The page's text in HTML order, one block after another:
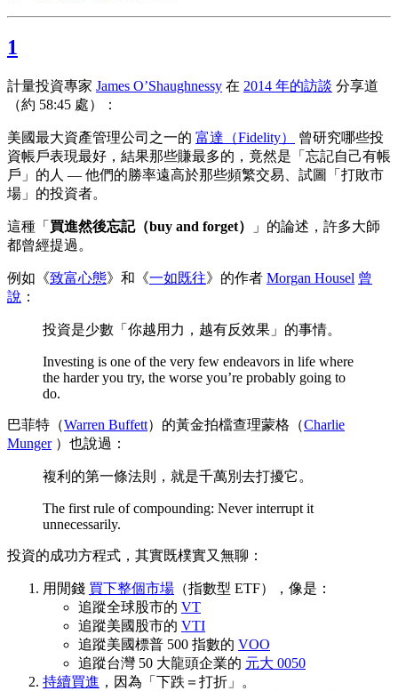
1
計量投資專家 James O’Shaughnessy 在 2014 年的訪談 分享道
（約 58:45 處）：
美國最大資產管理公司之一的 富達（Fidelity）
曾研究哪些投
資帳戶表現最好，結果那些賺最多的，竟然是「忘記自己有帳
戶」的人 — 他們的勝率遠高於那些頻繁交易、試圖「打敗市
場」的投資者。
這種「 買進然後忘記（buy and forget）
」的論述，許多大師
都曾經提過。
例如《致富心態》和《一如既往》的作者 Morgan Housel 曾
說 ：
投資是少數「你越用力，越有反效果」的事情。
Investing is one of the very few endeavors in life where
the harder you try, the worse you’re probably going to
do.
巴菲特（Warren Buffett）的黃金拍檔查理蒙格（Charlie
Munger）也說過：
複利的第一條法則，就是千萬別去打擾它。
The first rule of compounding: Never interrupt it
unnecessarily.
投資的成功方程式，其實既樸實又無聊：
用閒錢 買下整個市場 （指數型 ETF），像是：
追蹤全球股市的 VT
追蹤美國股市的 VTI
追蹤美國標普 500 指數的 VOO
追蹤台灣 50 大龍頭企業的 元大 0050
持續買進 ，因為「下跌＝打折」。